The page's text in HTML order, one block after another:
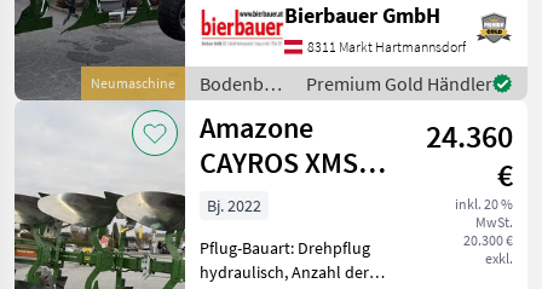
Neumaschine
Fahrwerk, Maiseinleger,
Scheibensech, hydr.
Schnittbreitenverstellung,
Stützrad, Vorschäler Die Ma
Bierbauer GmbH
8311 Markt Hartmannsdorf
Bodenbearbeitung
/ Amazone
Premium Gold Händler
Amazone
CAYROS XMS
1050 V
24.360
€
inkl. 20 %
MwSt.
20.300 €
exkl.
Bj. 2022
Pflug-Bauart: Drehpflug
hydraulisch, Anzahl der